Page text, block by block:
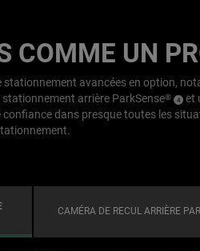
COMME UN
stationnement avancées en option,
stationnement arrière ParkSense®
(4) et
dans presque toutes les
CAMÉRA DE RECUL ARRIÈRE